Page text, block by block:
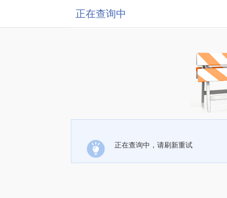
正在查询中
正在查询中，请刷新重试